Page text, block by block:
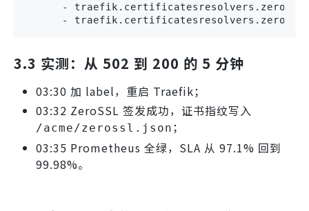
-
-
3.3 实测：从 502 到 200 的 5 分钟
03:30 加 label，重启 Traefik；
03:32 ZeroSSL 签发成功，证书指纹写入
/acme/zerossl.json ；
03:35 Prometheus 全绿，SLA 从 97.1% 回到
99.98%。